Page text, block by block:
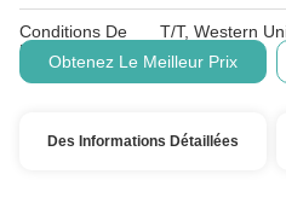
Conditions De
Paiement:
T/T, Western
Obtenez Le Meilleur Prix
Des Informations Détaillées